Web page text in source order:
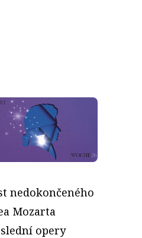
nedokončeného
Mozarta
opery